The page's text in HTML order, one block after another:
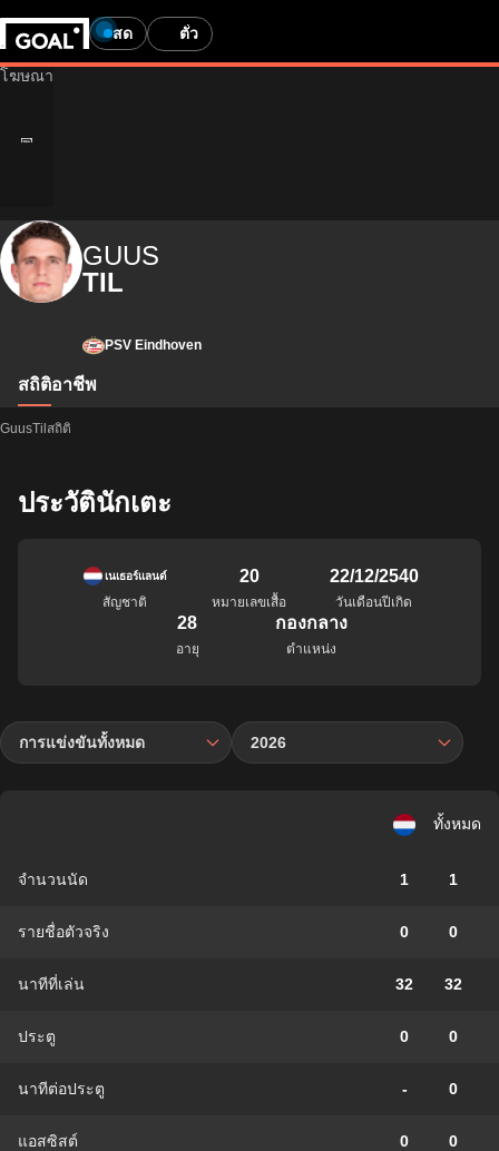
สด ตั๋ว
GUUS
TIL
PSV Eindhoven
สถิติอาชีพ
GuusTilสถิติ
ประวัตินักเตะ
เนเธอร์แลนด์
สัญชาติ
20
หมายเลขเสื้อ
22/12/2540
วันเดือนปีเกิด
28
อายุ
กองกลาง
ตำแหน่ง
การแข่งขันทั้งหมด 2026
ทั้งหมด
จำนวนนัด 1 1
รายชื่อตัวจริง 0 0
นาทีที่เล่น 32 32
ประตู 0 0
นาทีต่อประตู - 0
แอสซิสต์ 0 0